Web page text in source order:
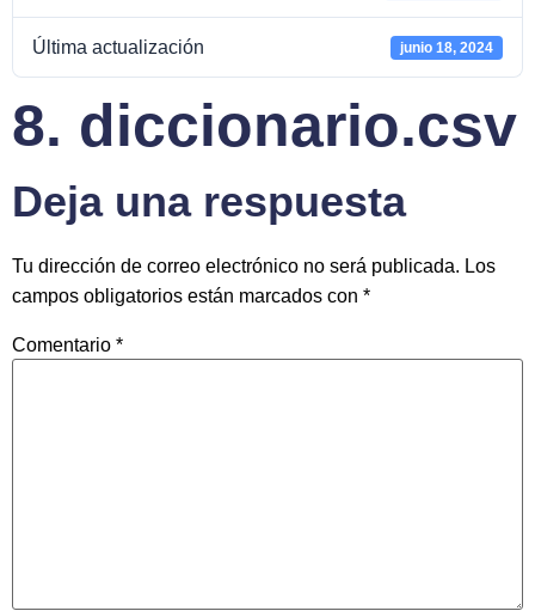
Última actualización junio 18, 2024
8. diccionario.csv
Deja una respuesta
Tu dirección de correo electrónico no será publicada. Los
campos obligatorios están marcados con *
Comentario *